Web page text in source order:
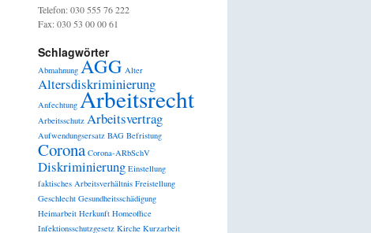
Telefon: 030 555 76 222
Fax: 030 53 00 00 61
Schlagwörter
Abmahnung AGG Alter
Altersdiskriminierung
Anfechtung Arbeitsrecht
Arbeitsschutz Arbeitsvertrag
Aufwendungsersatz BAG Befristung
Corona Corona-ARbSchV
Diskriminierung Einstellung
faktisches Arbeitsverhältnis Freistellung
Geschlecht Gesundheitsschädigung
Heimarbeit Herkunft Homeoffice
Infektionsschutzgesetz Kirche Kurzarbeit